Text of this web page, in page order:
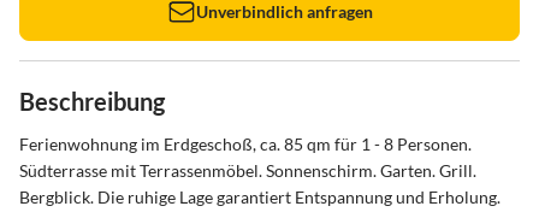
Unverbindlich anfragen
Beschreibung
Ferienwohnung im Erdgeschoß, ca. 85 qm für 1 - 8 Personen.
Südterrasse mit Terrassenmöbel. Sonnenschirm. Garten. Grill.
Bergblick. Die ruhige Lage garantiert Entspannung und Erholung.